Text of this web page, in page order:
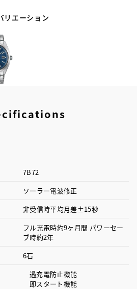
リエーション
7B72
ソーラー電波修正
非受信時平均月差±15秒
フル充電時約9ヶ月間 パワーセー
ブ時約2年
6石
過充電防止機能
即スタート機能